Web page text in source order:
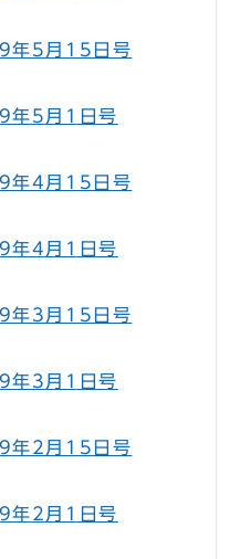
年5月15日号
年5月1日号
年4月15日号
年4月1日号
年3月15日号
年3月1日号
年2月15日号
年2月1日号